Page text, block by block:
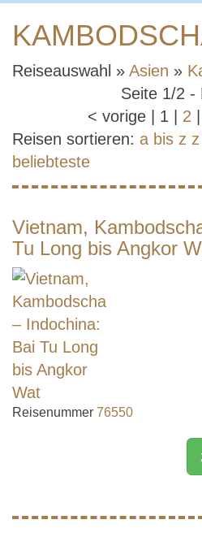
Reiseauswahl » Asien »
Seite 1/2 -
< vorige 1 2
Reisen sortieren: a bis z
beliebteste
Vietnam,
Tu Long bis Angkor
Reisenummer 76550